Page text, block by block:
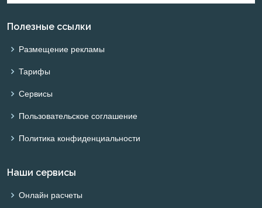
Полезные ссылки
Размещение рекламы
Тарифы
Сервисы
Пользовательское соглашение
Политика конфиденциальности
Наши сервисы
Онлайн расчеты